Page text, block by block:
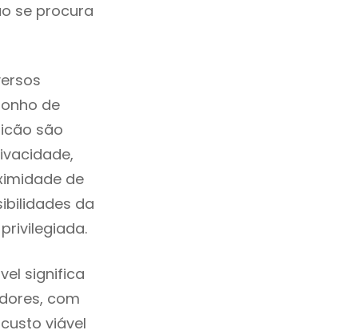
se procura
de
são
de
da
significa
com
viável